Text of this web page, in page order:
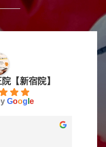
【新宿院】
Goog e